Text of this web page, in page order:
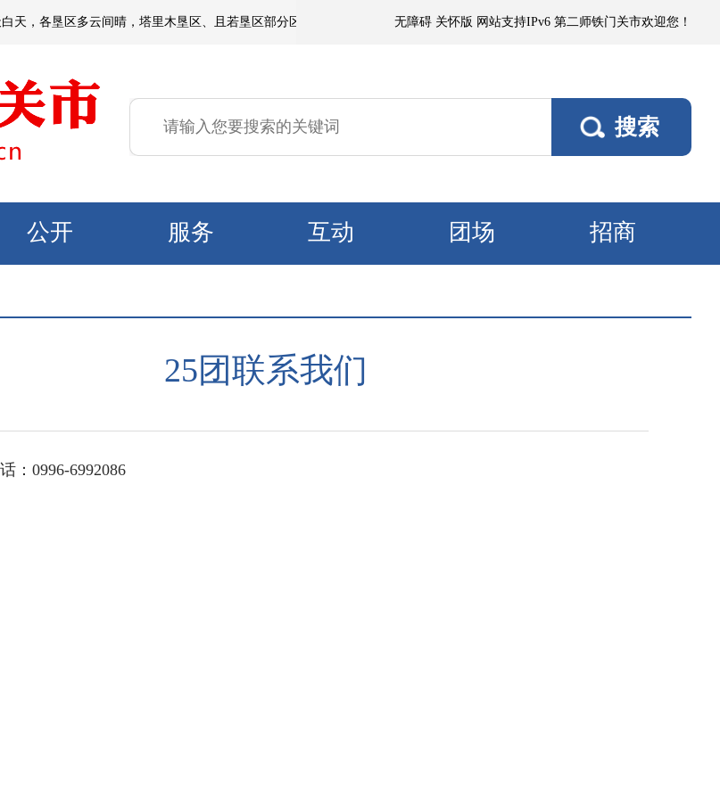
天，各垦区多云间晴，塔里木垦区、且若垦区部分区域有短时扬沙或浮尘，局部有微到小阵雨；各垦区阵风4～5级，南部垦
无障碍 关怀版 网站支持IPv6 第二师铁门关市欢迎您！
公开 服务 互动 团场 招商
25团联系我们
0996-6992086